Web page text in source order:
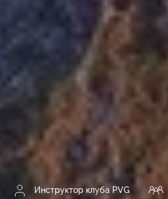
Инструктор клуба PVG